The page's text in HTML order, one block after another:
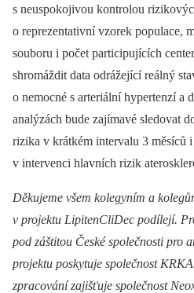
s neuspokojivou kontrolou
o reprezentativní vzorek populace,
souboru i počet participujících
shromáždit data odrážející reálný
o nemocné s arteriální hypertenzí a
analýzách bude zajímavé sledovat
rizika v krátkém intervalu 3 měsíců
v intervenci hlavních rizik
Děkujeme všem kolegyním a
v projektu LipitenCliDec podílejí.
pod záštitou České společnosti pro
projektu poskytuje společnost
zpracování zajišťuje společnost